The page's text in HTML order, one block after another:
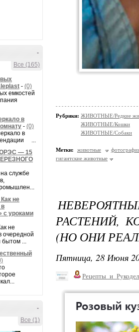
-
Все (165)
- (0)
емкостей
в
- (0)
в
...
— 15
службе
не
с уроками
не
очередной
бытом ...
-
Все (1)
Рубрики: ЖИВОТНЫЕ/Редкие
ЖИВОТНЫЕ/Кошки
ЖИВОТНЫЕ/Собаки
Метки: животные
гигантские животные
РАСТЕНИЙ,
(НО ОНИ
Пятница, 28 Июня